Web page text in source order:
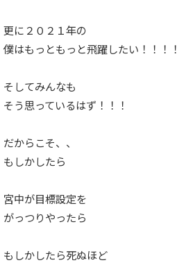
更に２０２１年の
僕はもっともっと飛躍したい！！！！
そしてみんなも
そう思っているはず！！！
だからこそ、、
もしかしたら
宮中が目標設定を
がっつりやったら
もしかしたら死ぬほど